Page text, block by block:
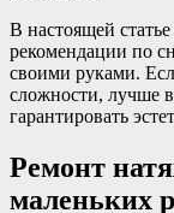
В настоящей
рекомендации по
своими руками.
сложности, лучше
гарантировать
Ремонт
маленьких